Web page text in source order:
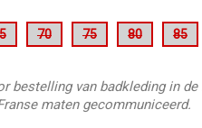
70 75 80 85
bestelling van badkleding in
maten gecommuniceerd.